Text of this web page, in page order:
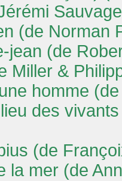
(de Norman
jean (de
Miller &
homme
des
(de
la mer (de